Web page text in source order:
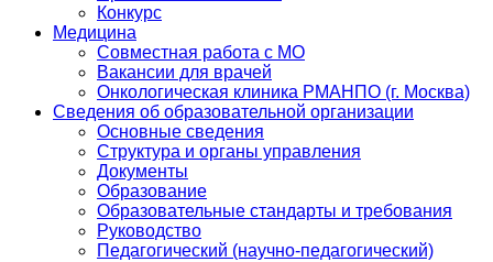
Конкурс
Медицина
Совместная работа с МО
Вакансии для врачей
Онкологическая клиника РМАНПО (г. Москва)
Сведения об образовательной организации
Основные сведения
Структура и органы управления
Документы
Образование
Образовательные стандарты и требования
Руководство
Педагогический (научно-педагогический)